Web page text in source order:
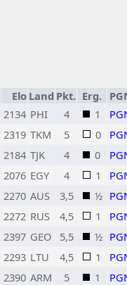
Elo Land Pkt. Erg.
2134 PHI 4 1
2319 TKM 5 0
2184 TJK 4 0
2076 EGY 4 1
2270 AUS 3,5 ½
2272 RUS 4,5 1
2397 GEO 5,5 ½
2293 LTU 4,5 1
2390 ARM 5 1